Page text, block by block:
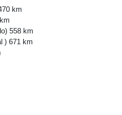
km
558 km
) 671 km